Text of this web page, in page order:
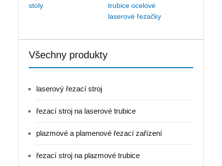
stoly
trubice ocelové
laserové řezačky
Všechny produkty
laserový řezací stroj
řezací stroj na laserové trubice
plazmové a plamenové řezací zařízení
řezací stroj na plazmové trubice